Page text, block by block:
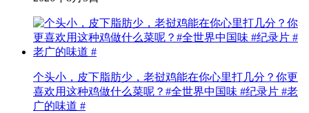
个头小，皮下脂肪少，老挝鸡能在你心里打几分？你更
喜欢用这种鸡做什么菜呢？#全世界中国味 #纪录片 #老
广的味道 #